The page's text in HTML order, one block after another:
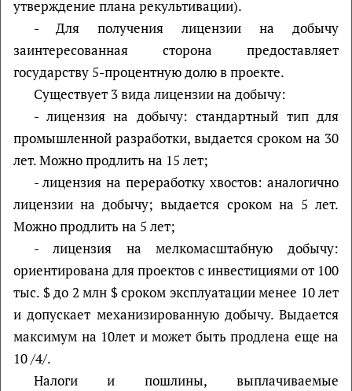
утверждение плана рекультивации).
- Для получения лицензии на добычу
заинтересованная сторона предоставляет
государству 5-процентную долю в проекте.
Существует 3 вида лицензии на добычу:
- лицензия на добычу: стандартный тип для
промышленной разработки, выдается сроком на 30
лет. Можно продлить на 15 лет;
- лицензия на переработку хвостов: аналогично
лицензии на добычу; выдается сроком на 5 лет.
Можно продлить на 5 лет;
- лицензия на мелкомасштабную добычу:
ориентирована для проектов с инвестициями от 100
тыс. $ до 2 млн $ сроком эксплуатации менее 10 лет
и допускает механизированную добычу. Выдается
максимум на 10лет и может быть продлена еще на
10 /4/.
Налоги и пошлины, выплачиваемые